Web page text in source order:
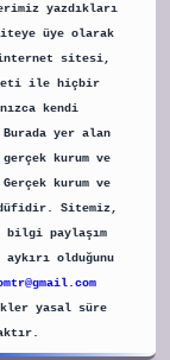
yazdıkları
üye olarak
internet sitesi,
ile hiçbir
kendi
Burada yer alan
kurum ve
kurum ve
Sitemiz,
bilgi paylaşım
olduğunu
yasal süre